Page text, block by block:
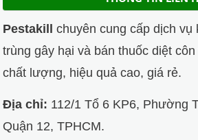
Pestakill chuyên cung cấp dịch vụ
trùng gây hại và bán thuốc diệt
chất lượng, hiệu quả cao, giá rẻ.
Địa chỉ: 112/1 Tổ 6 KP6, Phường
Quận 12, TPHCM.